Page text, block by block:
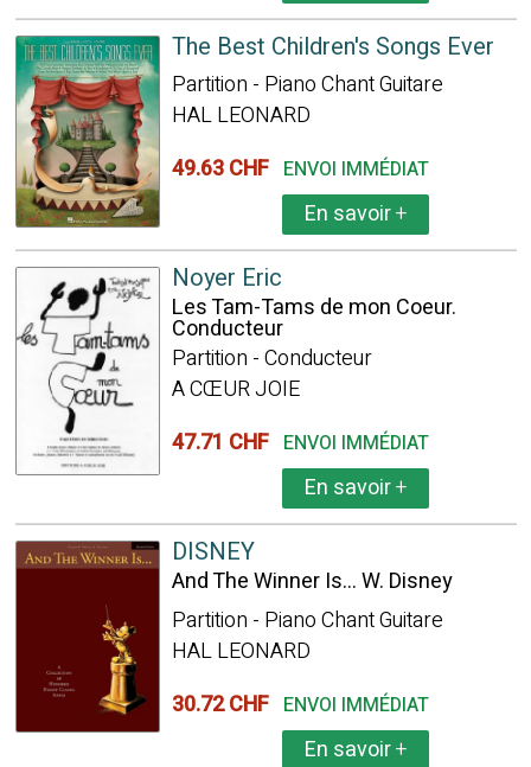
The Best Children's Songs Ever
Partition - Piano Chant Guitare
HAL LEONARD
49.63 CHF ENVOI IMMÉDIAT
En savoir+
Noyer Eric
Les Tam-Tams de mon Coeur.
Conducteur
Partition - Conducteur
A CŒUR JOIE
47.71 CHF ENVOI IMMÉDIAT
En savoir+
DISNEY
And The Winner Is... W. Disney
Partition - Piano Chant Guitare
HAL LEONARD
30.72 CHF ENVOI IMMÉDIAT
En savoir+